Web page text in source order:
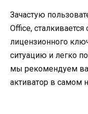
Зачастую
Office,
лицензионного
ситуацию и легко
мы рекомендуем
активатор в самом